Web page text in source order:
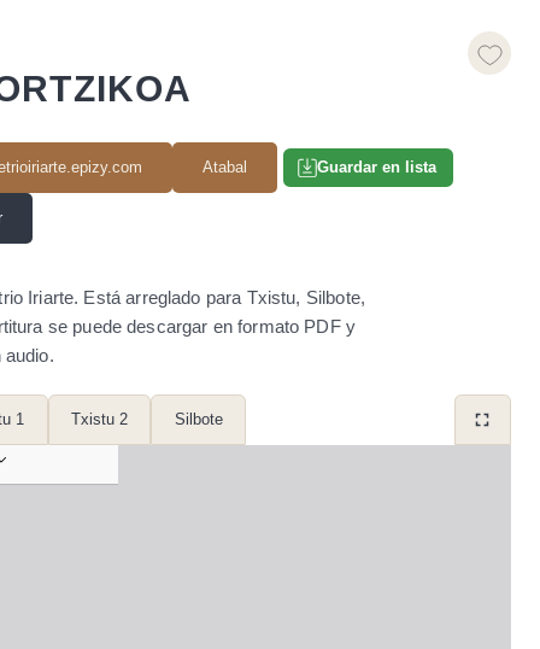
Atabal Guardar en lista
Iriarte. Está arreglado para Txistu, Silbote,
se puede descargar en formato PDF y
1 Txistu 2 Silbote